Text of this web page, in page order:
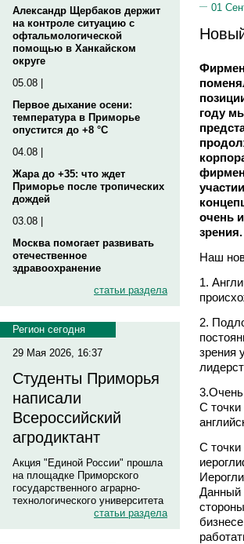
Александр Щербаков держит
на контроле ситуацию с
офтальмологической
помощью в Ханкайском
округе
05.08 |
Первое дыхание осени:
температура в Приморье
опустится до +8 °C
04.08 |
Жара до +35: что ждет
Приморье после тропических
дождей
03.08 |
Москва помогает развивать
отечественное
здравоохранение
статьи раздела
Регион сегодня
29 Мая 2026, 16:37
Студенты Приморья
написали
Всероссийский
агродиктант
Акция "Единой России" прошла
на площадке Приморского
государственного аграрно-
технологического университета
статьи раздела
01
году
очень
зрения.
Наш
1.
2.
зрения
3.Очень
С точки
С точки
Данный